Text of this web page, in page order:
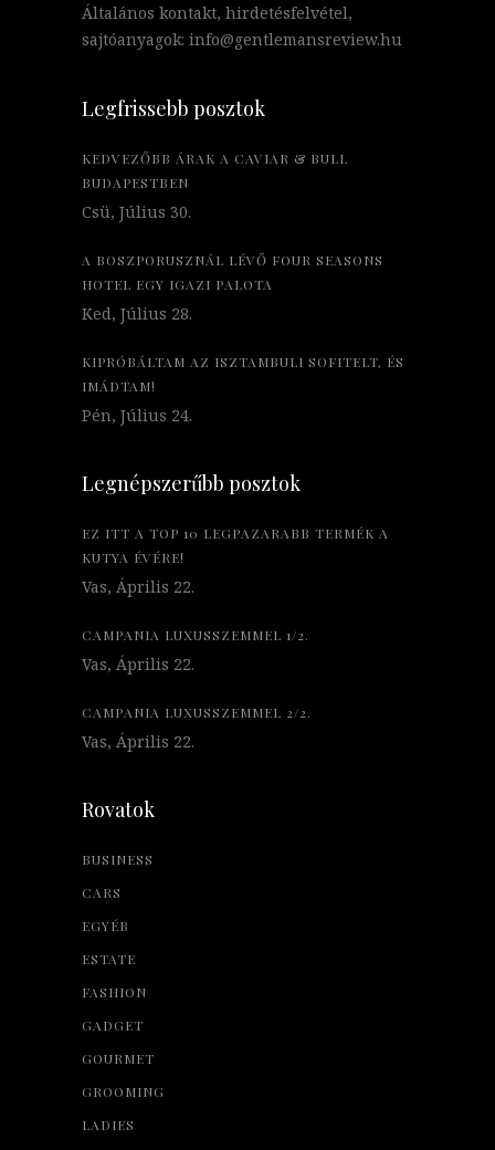
Általános kontakt, hirdetésfelvétel,
sajtóanyagok: info@gentlemansreview.hu
Legfrissebb posztok
KEDVEZŐBB ÁRAK A CAVIAR & BULL
BUDAPESTBEN
Csü, Július 30.
A BOSZPORUSZNÁL LÉVŐ FOUR SEASONS
HOTEL EGY IGAZI PALOTA
Ked, Július 28.
KIPRÓBÁLTAM AZ ISZTAMBULI SOFITELT, ÉS
IMÁDTAM!
Pén, Július 24.
Legnépszerűbb posztok
EZ ITT A TOP 10 LEGPAZARABB TERMÉK A
KUTYA ÉVÉRE!
Vas, Április 22.
CAMPANIA LUXUSSZEMMEL 1/2.
Vas, Április 22.
CAMPANIA LUXUSSZEMMEL 2/2.
Vas, Április 22.
Rovatok
BUSINESS
CARS
EGYÉB
ESTATE
FASHION
GADGET
GOURMET
GROOMING
LADIES